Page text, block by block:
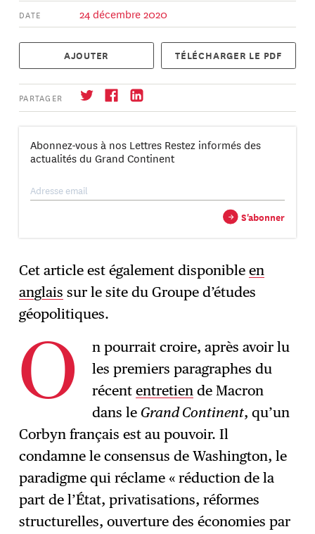
DATE 24 décembre 2020
AJOUTER TÉLÉCHARGER LE PDF
PARTAGER
→
Abonnez-vous à nos Lettres Restez informés des
actualités du Grand Continent
→ S'abonner
Cet article est également disponibleen
anglais sur le site du Groupe d’études
géopolitiques.
O
n pourrait croire, après avoir lu
les premiers paragraphes du
récententretien de Macron
dans le Grand Continent, qu’un
Corbyn français est au pouvoir. Il
condamne le consensus de Washington, le
paradigme qui réclame « réduction de la
part de l’État, privatisations, réformes
structurelles, ouverture des économies par